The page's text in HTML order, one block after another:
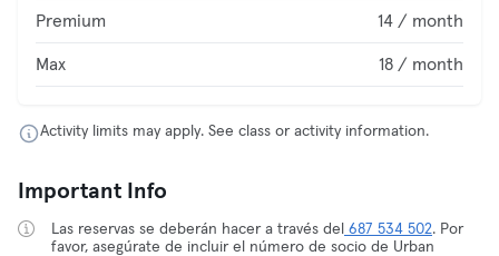
Premium 14 / month
Max 18 / month
Activity limits may apply. See class or activity information.
Important Info
Las reservas se deberán hacer a través del 687 534 502. Por
favor, asegúrate de incluir el número de socio de Urban